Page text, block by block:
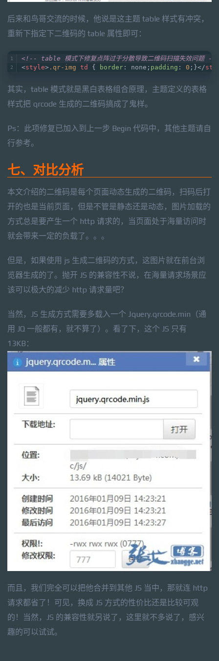
后来和鸟哥交流的时候，他说是这主题 table 样式有冲突，
重新下指定下二维码的 table 属性即可：
<!-- table 模式下修复点阵过于分散导致二维码扫描失效问题 --
<style> .qr-img td { border : none; padding : 0 ;}</
其实，table 模式就是黑白表格组合原理，主题定义的表格
样式把 qrcode 生成的二维码搞成了鬼样。
Ps：此项修复已加入到上一步 Begin 代码中，其他主题请自
行参考。
七、对比分析
本文介绍的二维码是每个页面动态生成的二维码，扫码后打
开的也是当前页面，但是不管是静态还是动态，图片加载的
方式总是要产生一个 http 请求的，当页面处于海量访问时
就会带来一定的负载了。。。
但是，如果使用 js 生成二维码的方式，这图片就在前台浏
览器生成的了。抛开 JS 的兼容性不说，在海量请求场景应
该可以极大的减少 http 请求量吧？
当然，JS 生成方式需要多载入一个 Jquery.qrcode.min（通
用 JQ 一般都有，就不算了）。看了下，这个 JS 只有
13KB：
而且，我们完全可以把他合并到其他 JS 当中，那就连 http
请求都省了！可见，换成 JS 方式的性价比还是比较可观
的！当然，JS 的兼容性就另说了，这里就不多说了，感兴
趣的可以试试。